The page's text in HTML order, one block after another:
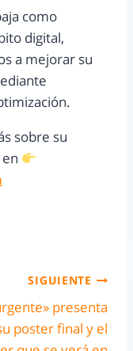
como
digital,
a mejorar su
sobre su
SIGUIENTE
presenta
poster final y el